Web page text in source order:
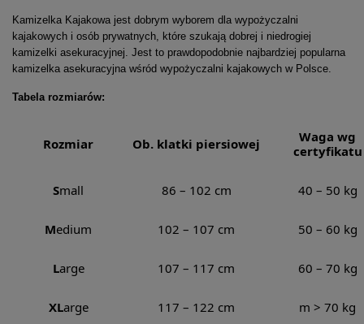
Kamizelka Kajakowa jest dobrym wyborem dla wypożyczalni
kajakowych i osób prywatnych, które szukają dobrej i niedrogiej
kamizelki asekuracyjnej. Jest to prawdopodobnie najbardziej popularna
kamizelka asekuracyjna wśród wypożyczalni kajakowych w Polsce.
Tabela rozmiarów:
Rozmiar Ob. klatki piersiowej
Waga wg
certyfikatu
Small 86 – 102 cm 40 – 50 kg
Medium 102 – 107 cm 50 – 60 kg
Large 107 – 117 cm 60 – 70 kg
XLarge 117 – 122 cm m > 70 kg